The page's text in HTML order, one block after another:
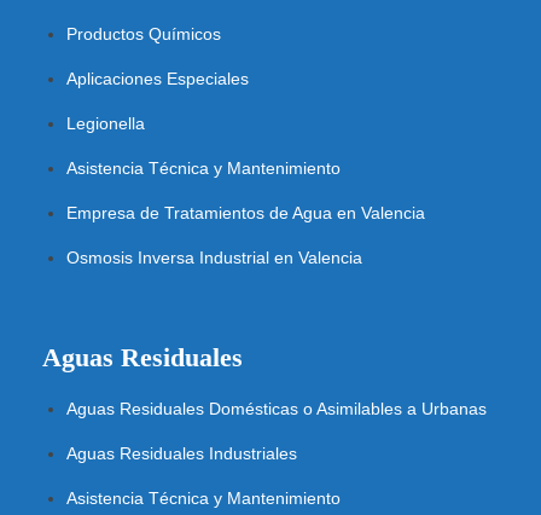
Productos Químicos
Aplicaciones Especiales
Legionella
Asistencia Técnica y Mantenimiento
Empresa de Tratamientos de Agua en Valencia
Osmosis Inversa Industrial en Valencia
Aguas Residuales
Aguas Residuales Domésticas o Asimilables a Urbanas
Aguas Residuales Industriales
Asistencia Técnica y Mantenimiento